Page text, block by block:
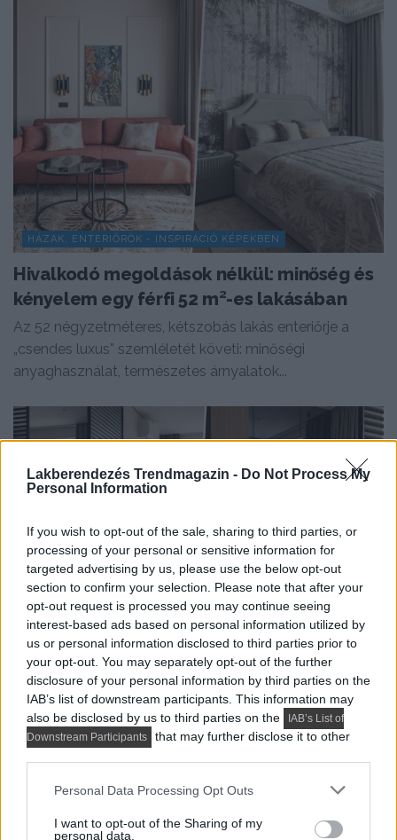
Lakberendezés Trendmagazin - Do Not Process My
Personal Information
If you wish to opt-out of the sale, sharing to third parties, or
processing of your personal or sensitive information for
targeted advertising by us, please use the below opt-out
section to confirm your selection. Please note that after your
opt-out request is processed you may continue seeing
interest-based ads based on personal information utilized by
us or personal information disclosed to third parties prior to
your opt-out. You may separately opt-out of the further
disclosure of your personal information by third parties on the
IAB’s list of downstream participants. This information may
also be disclosed by us to third parties on the
IAB’s List of
Downstream Participants
that may further disclose it to other
Please note that this website/app uses one or more Google
not limited to your visit or usage behaviour. You may click to
Personal Data Processing Opt Outs
I want to opt-out of the Sharing of my
personal data.
HÁZAK, ENTERIŐRÖK - INSPIRÁCIÓ KÉPEKBEN
Hivalkodó megoldások nélkül: minőség és
kényelem egy férfi 52 m²-es lakásában
Az 52 négyzetméteres, kétszobás lakás enteriőrje a
„csendes luxus” szemléletét követi: minőségi
anyaghasználat, természetes árnyalatok...
MODERN LAKBERENDEZÉS
Így lett a minimalista lakás barátságos:
fiatal pár új, 60 m²-es otthona
A 60 négyzetméteres lakást egy fiatal pár számára
alakították ki, akik sokat utaznak, szívesen fogadnak...
TOVÁBBIAK BETÖLTÉSE